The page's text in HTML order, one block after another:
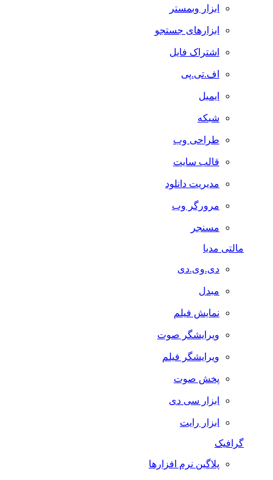
ابزار وبمستر
ابزارهای جستجو
اشتراک فایل
اف.تی.پی
ایمیل
شبکه
طراحی وب
قالب سایت
مدیریت دانلود
مرورگر وب
مسنجر
مالتی مدیا
دی.وی.دی
مبدل
نمایش فیلم
ویرایشگر صوت
ویرایشگر فیلم
پخش صوت
ابزار سی دی
ابزار رایت
گرافیک
پلاگین نرم افزارها